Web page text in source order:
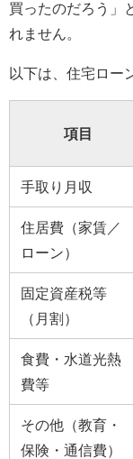
買ったのだろう」
れません。
以下は、住宅ロー
項目
手取り月収
住居費（家賃／
ローン）
固定資産税等
（月割）
食費・水道光熱
費等
その他（教育・
保険・通信費）